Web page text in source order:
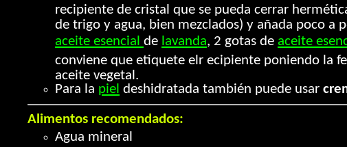
recipiente de cristal que se pueda cerrar
de trigo y agua, bien mezclados) y añada poco a
aceite esencial de lavanda, 2 gotas de aceite
conviene que etiquete elr ecipiente poniendo la
aceite vegetal.
Para la piel deshidratada también puede usar
Alimentos recomendados:
Agua mineral